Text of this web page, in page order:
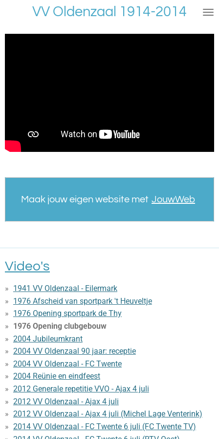
naar
VV Oldenzaal 1914-2014
Maak jouw eigen website met JouwWeb
Video's
1941 VV Oldenzaal - Eilermark
1976 Afscheid van sportpark 't Heuveltje
1976 Opening sportpark de Thy
1976 Opening clubgebouw
2004 Jubileumkrant
2004 VV Oldenzaal 90 jaar: receptie
2004 VV Oldenzaal - FC Twente
2004 Reünie en eindfeest
2012 Generale repetitie VVO - Ajax 4 juli
2012 VV Oldenzaal - Ajax 4 juli
2012 VV Oldenzaal - Ajax 4 juli (Michel Lage Venterink)
2014 VV Oldenzaal - FC Twente 6 juli (FC Twente TV)